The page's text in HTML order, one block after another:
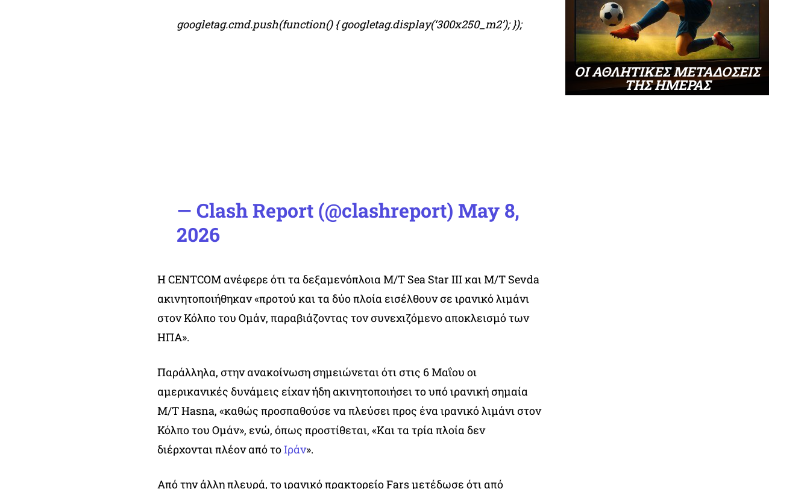
googletag.cmd.push(function() { googletag.display(‘300x250_m2’); });
— Clash Report (@clashreport) May 8,
2026
Η CENTCOM ανέφερε ότι τα δεξαμενόπλοια M/T Sea Star III και M/T Sevda
ακινητοποιήθηκαν «προτού και τα δύο πλοία εισέλθουν σε ιρανικό λιμάνι
στον Κόλπο του Ομάν, παραβιάζοντας τον συνεχιζόμενο αποκλεισμό των
ΗΠΑ».
Παράλληλα, στην ανακοίνωση σημειώνεται ότι στις 6 Μαΐου οι
αμερικανικές δυνάμεις είχαν ήδη ακινητοποιήσει το υπό ιρανική σημαία
M/T Hasna, «καθώς προσπαθούσε να πλεύσει προς ένα ιρανικό λιμάνι στον
Κόλπο του Ομάν», ενώ, όπως προστίθεται, «Και τα τρία πλοία δεν
διέρχονται πλέον από τοΙράν».
Από την άλλη πλευρά, το ιρανικό πρακτορείο Fars μετέδωσε ότι από
ΟΙ ΑΘΛΗΤΙΚΕΣ ΜΕΤΑΔΟΣΕΙΣ
ΤΗΣ ΗΜΕΡΑΣ